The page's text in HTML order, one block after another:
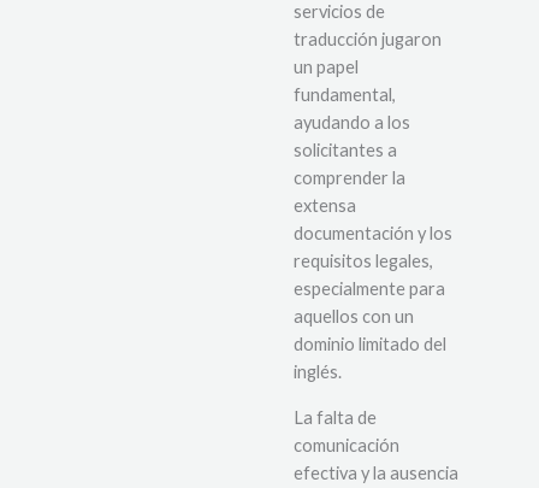
servicios de
traducción jugaron
un papel
fundamental,
ayudando a los
solicitantes a
comprender la
extensa
documentación y los
requisitos legales,
especialmente para
aquellos con un
dominio limitado del
inglés.
La falta de
comunicación
efectiva y la ausencia